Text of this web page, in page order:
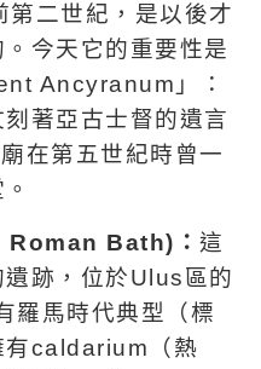
第二世紀，是以後才
今天它的重要性是
Ancyranum 」：
著亞古士督的遺言
在第五世紀時曾一
Roman Bath) ： 這
遺跡 ， 位於Ulus區的
羅馬時代典型（標
caldarium
（熱